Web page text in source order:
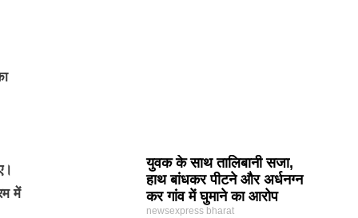
में
युवक के साथ तालिबानी सजा,
हाथ बांधकर पीटने और अर्धनग्न
कर गांव में घुमाने का आरोप
newsexpress bharat